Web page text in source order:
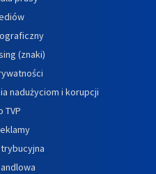
(znaki)
nadużyciom i korupcji
TVP